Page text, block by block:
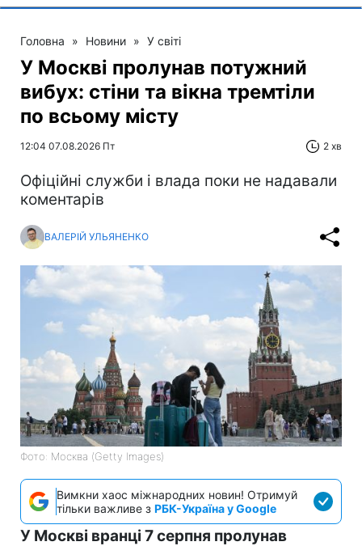
Головна » Новини » У світі
У Москві пролунав потужний
вибух: стіни та вікна тремтіли
по всьому місту
12:04 07.08.2026 Пт 2 хв
Офіційні служби і влада поки не надавали
коментарів
ВАЛЕРІЙ УЛЬЯНЕНКО
Фото: Москва (Getty Images)
Вимкни хаос міжнародних новин! Отримуй
тільки важливе з РБК-Україна у Google
У Москві вранці 7 серпня пролунав